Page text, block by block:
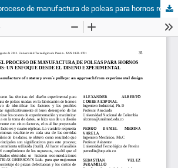
Mejoramiento del proceso de manufactura de poleas para hornos rotatorios: un enfoque desde el diseño experimental